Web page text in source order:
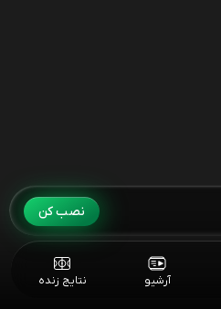
آرشیو نتایج زنده
نصب کن